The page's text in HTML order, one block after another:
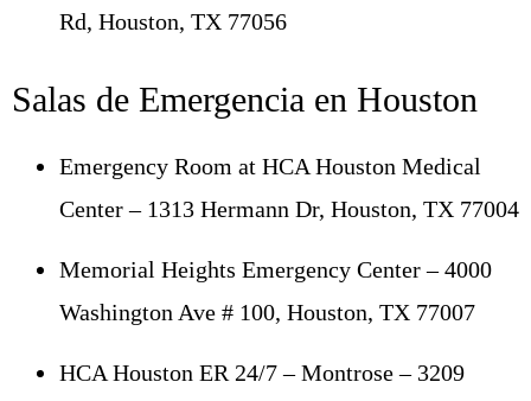
Rd, Houston, TX 77056
Salas de Emergencia en Houston
Emergency Room at HCA Houston Medical
Center – 1313 Hermann Dr, Houston, TX 77004
Memorial Heights Emergency Center – 4000
Washington Ave # 100, Houston, TX 77007
HCA Houston ER 24/7 – Montrose – 3209